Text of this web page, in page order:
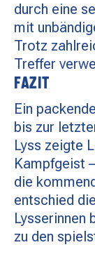
durch eine
mit
Trotz
Treffer
FAZIT
Ein
bis zur
Lyss zeigte
Kampfgeist
die
entschied
Lysserinnen
zu den